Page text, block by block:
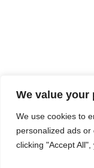
We value your
We use cookies to
personalized ads
clicking "Accept